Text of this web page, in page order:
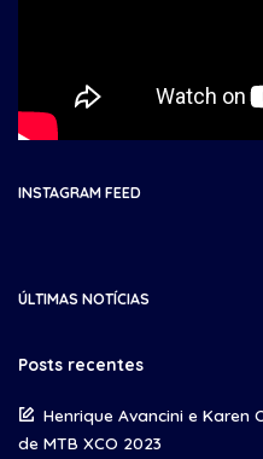
INSTAGRAM FEED
ÚLTIMAS NOTÍCIAS
Posts recentes
Henrique Avancini e Karen
de MTB XCO 2023